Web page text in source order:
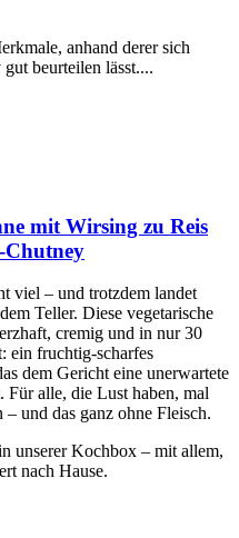
anhand derer sich
beurteilen lässt....
mit Wirsing zu Reis
viel – und trotzdem landet
Teller. Diese vegetarische
cremig und in nur 30
ein fruchtig-scharfes
dem Gericht eine unerwartete
Für alle, die Lust haben, mal
– und das ganz ohne Fleisch.
unserer Kochbox – mit allem,
nach Hause.